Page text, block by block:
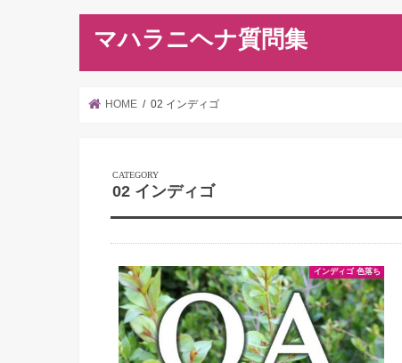
マハラニヘナ質問集
HOME 02 インディゴ
02 インディゴ
インディゴ 色落ち